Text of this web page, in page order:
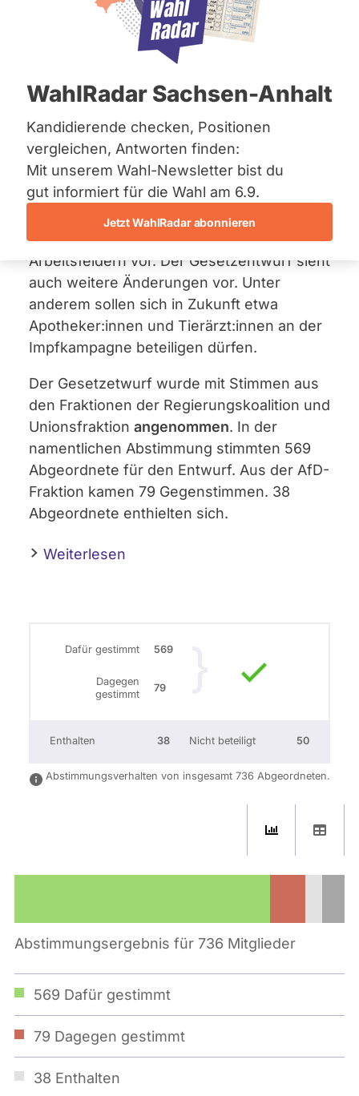
Bremen
Hamburg
Mecklenburg-Vorpommern
Nordrhein-Westfalen
Saarland
Sachsen
Sachsen-Anhalt
Sachsen-Anhalt
Schleswig-Holstein
Thüringen
Archiv
Über uns
Spenden
WahlRadar Sachsen-Anhalt
Kandidierende checken, Positionen
vergleichen, Antworten finden:
Mit unserem Wahl-Newsletter bist du
gut informiert für die Wahl am 6.9.
Jetzt WahlRadar abonnieren
Berufsgruppen und
weitere Änderungen im
Infektionsschutzgesetz
Der Gesetzentwurfder
Regierungskoalition aus SPD, FDP und
Bündnis 90/Die Grünen sieht eine Pflicht
zur Impfung gegen das Corona-Virus für
Beschäftigte aus bestimmten
Arbeitsfeldern vor. Der Gesetzentwurf sieht
auch weitere Änderungen vor. Unter
anderem sollen sich in Zukunft etwa
Apotheker:innen und Tierärzt:innen an der
Impfkampagne beteiligen dürfen.
Der Gesetzetwurf wurde mit Stimmen aus
den Fraktionen der Regierungskoalition und
Unionsfraktion angenommen. In der
namentlichen Abstimmung stimmten 569
Abgeordnete für den Entwurf. Aus der AfD-
Fraktion kamen 79 Gegenstimmen. 38
Abgeordnete enthielten sich.
Weiterlesen
Dafür gestimmt 569
Dagegen
gestimmt
79
Enthalten 38 Nicht beteiligt 50
Abstimmungsverhalten von insgesamt 736 Abgeordneten.
Abstimmungsergebnis für 736 Mitglieder
569 Dafür gestimmt
79 Dagegen gestimmt
38 Enthalten